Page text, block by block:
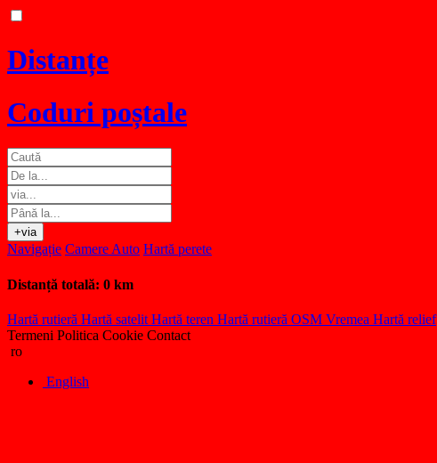
Distanțe
Coduri poștale
+via
Navigație Camere Auto Hartă perete
Distanță totală: 0 km
Hartă rutieră Hartă satelit Hartă teren Hartă rutieră OSM Vremea Hartă relief
Termeni Politica Cookie Contact
ro
English